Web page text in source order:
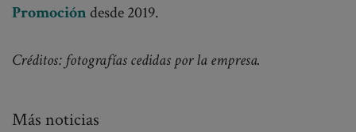
Promocióndesde 2019.
Créditos: fotografías cedidas por la empresa.
Más noticias